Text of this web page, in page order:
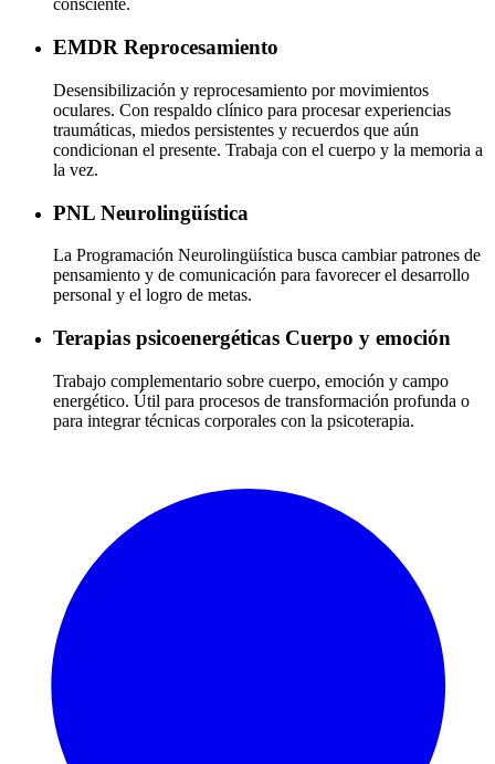
consciente.
EMDR Reprocesamiento
Desensibilización y reprocesamiento por movimientos
oculares. Con respaldo clínico para procesar experiencias
traumáticas, miedos persistentes y recuerdos que aún
condicionan el presente. Trabaja con el cuerpo y la memoria a
la vez.
PNL Neurolingüística
La Programación Neurolingüística busca cambiar patrones de
pensamiento y de comunicación para favorecer el desarrollo
personal y el logro de metas.
Terapias psicoenergéticas Cuerpo y emoción
Trabajo complementario sobre cuerpo, emoción y campo
energético. Útil para procesos de transformación profunda o
para integrar técnicas corporales con la psicoterapia.